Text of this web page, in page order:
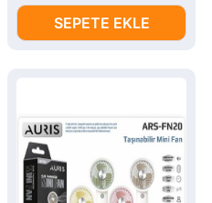
SEPETE EKLE